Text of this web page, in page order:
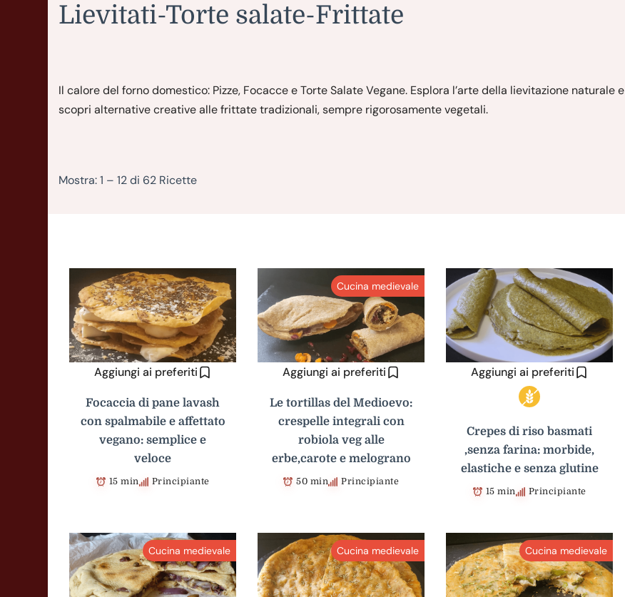
Lievitati-Torte salate-Frittate
Il calore del forno domestico: Pizze, Focacce e Torte Salate Vegane. Esplora l’arte della lievitazione naturale e
scopri alternative creative alle frittate tradizionali, sempre rigorosamente vegetali.
Mostra: 1 – 12 di 62 Ricette
Aggiungi ai preferiti
Focaccia di pane lavash
con spalmabile e affettato
vegano: semplice e
veloce
15 min Principiante
Aggiungi ai preferiti
Cucina medievale
Le tortillas del Medioevo:
crespelle integrali con
robiola veg alle
erbe,carote e melograno
50 min Principiante
Aggiungi ai preferiti
Crepes di riso basmati
,senza farina: morbide,
elastiche e senza glutine
15 min Principiante
Cucina medievale Cucina medievale Cucina medievale